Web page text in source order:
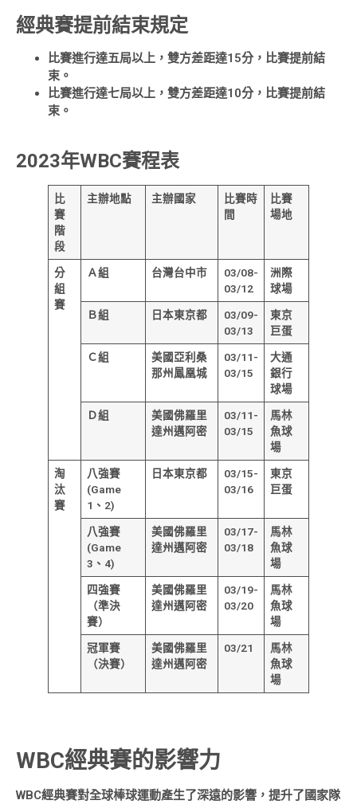
經典賽提前結束規定
比賽進行達五局以上，雙方差距達15分，比賽提前結
束。
比賽進行達七局以上，雙方差距達10分，比賽提前結
束。
2023年WBC賽程表
比
賽
階
段
主辦地點 主辦國家
比賽時
間
比賽
場地
分
組
賽
Ａ組 台灣台中市
03/08-
03/12
洲際
球場
Ｂ組 日本東京都
03/09-
03/13
東京
巨蛋
Ｃ組
美國亞利桑
那州鳳凰城
03/11-
03/15
大通
銀行
球場
Ｄ組
美國佛羅里
達州邁阿密
03/11-
03/15
馬林
魚球
場
淘
汰
賽
八強賽
(Game
1、2)
日本東京都
03/15-
03/16
東京
巨蛋
八強賽
(Game
3、4)
美國佛羅里
達州邁阿密
03/17-
03/18
馬林
魚球
場
四強賽
（準決
賽）
美國佛羅里
達州邁阿密
03/19-
03/20
馬林
魚球
場
冠軍賽
（決賽）
美國佛羅里
達州邁阿密
03/21
馬林
魚球
場
WBC經典賽的影響力
WBC經典賽對全球棒球運動產生了深遠的影響，提升了國家隊